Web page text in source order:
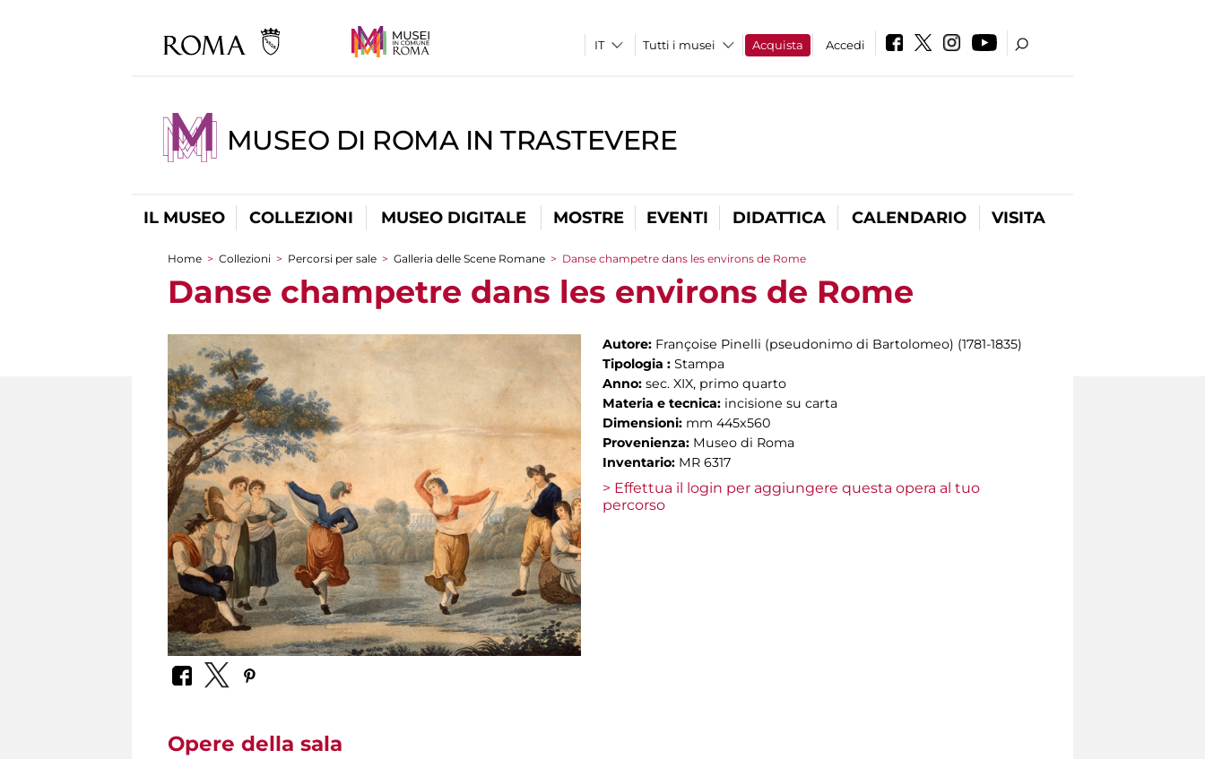
Tutti i musei Acquista Accedi
MUSEO DI ROMA IN TRASTEVERE
IL MUSEO COLLEZIONI MUSEO DIGITALE MOSTRE EVENTI DIDATTICA CALENDARIO VISITA
Tu sei qui
Home > Collezioni > Percorsi per sale > Galleria delle Scene Romane > Danse champetre dans les environs de Rome
Danse champetre dans les environs de Rome
Autore: Françoise Pinelli (pseudonimo di Bartolomeo) (1781-1835)
Tipologia : Stampa
Anno: sec. XIX, primo quarto
Materia e tecnica: incisione su carta
Dimensioni: mm 445x560
Provenienza: Museo di Roma
Inventario: MR 6317
> Effettua il login per aggiungere questa opera al tuo
percorso
Opere della sala